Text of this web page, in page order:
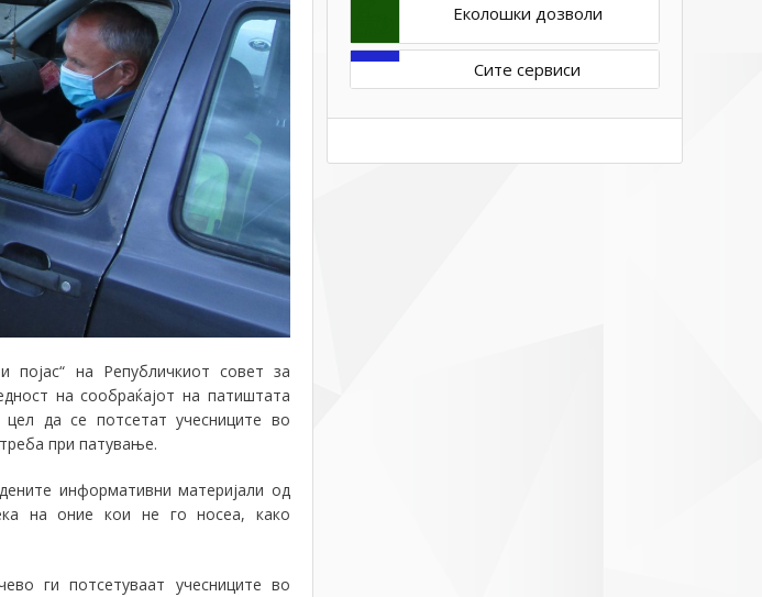
појас“ на Републичкиот совет за
на сообраќајот на патиштата
да се потсетат учесниците во
при патување.
информативни материјали од
на оние кои не го носеа, како
ги потсетуваат учесниците во
Еколошки дозволи
Сите сервиси